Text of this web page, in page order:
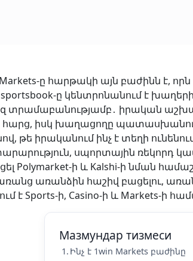
ը հարթակի այն բաժինն է,
sportsbook-ը կենտրոնանում է
տրամաբանությամբ․ իրական
իսկ խաղացողը պատասխանում է
թե իրականում ինչ է տեղի
սպորտային ռեկորդ
Polymarket-ի և Kalshi-ի նման
առանց առանձին հաշիվ բացելու,
է Sports-ի, Casino-ի և Markets-ի
Мазмундар тизмеси
Ինչ է 1win Markets բաժինը